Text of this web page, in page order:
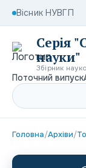
Вісник НУВГП
Серія
науки"
Збірник
Поточний випуск
Головна/Архіви/